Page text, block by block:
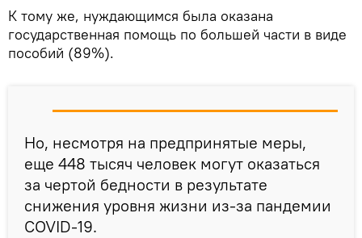
К тому же, нуждающимся была оказана
государственная помощь по большей части в виде
пособий (89%).
Но, несмотря на предпринятые меры,
еще 448 тысяч человек могут оказаться
за чертой бедности в результате
снижения уровня жизни из-за пандемии
COVID-19.